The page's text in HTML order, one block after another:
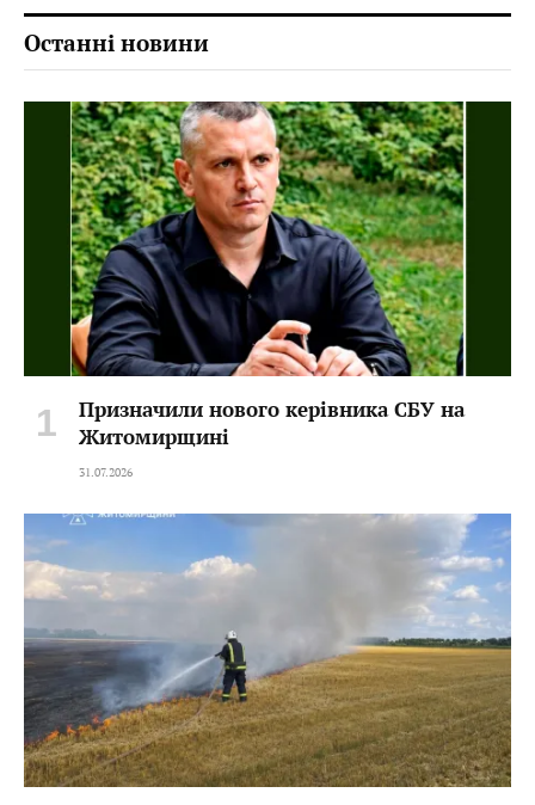
Останні новини
Призначили нового керівника СБУ на
Житомирщині
31.07.2026